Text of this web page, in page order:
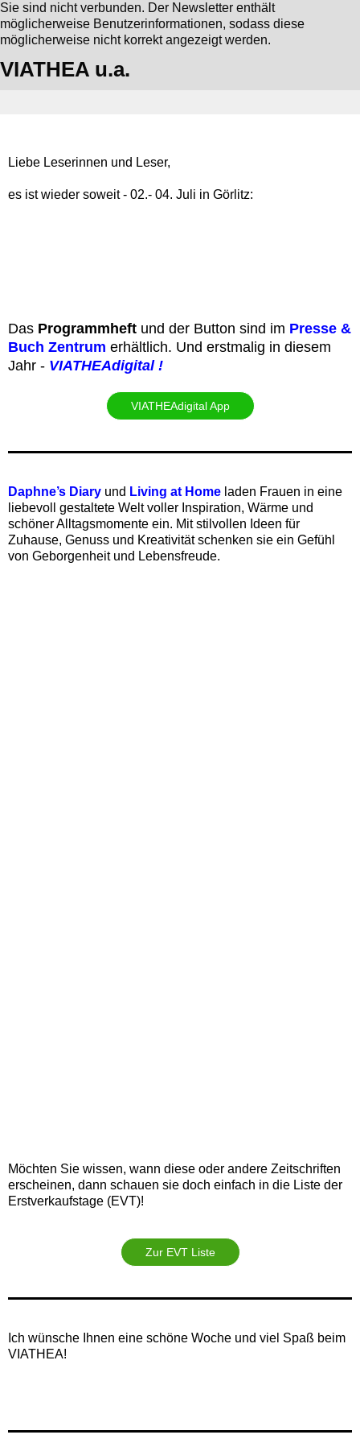
Sie sind nicht verbunden. Der Newsletter enthält
möglicherweise Benutzerinformationen, sodass diese
möglicherweise nicht korrekt angezeigt werden.
VIATHEA u.a.
Liebe Leserinnen und Leser,
es ist wieder soweit - 02.- 04. Juli in Görlitz:
Das Pr‍ogrammheft und der Button sind im Presse &
Buch Zentrum erhältlich. Und erstmalig in diesem
Jahr - VIATHEAdigital !
VIATHEAdigital App
Daphne’s Diary und Living at Home laden Frauen in eine
liebevoll gestaltete Welt voller Inspiration, Wärme und
schöner Alltagsmomente ein. Mit stilvollen Ideen für
Zuhause, Genuss und Kreativität schenken sie ein Gefühl
von Geborgenheit und Lebensfreude.‍
Möchten Sie wissen, wann diese oder andere Zeitschriften
erscheinen, dann schauen sie doch einfach in die Liste der
Erstverkaufstage (EVT)!
Zur EVT Liste
Ich wünsche Ihnen eine schöne Woche und viel Spaß beim
VIATHEA!